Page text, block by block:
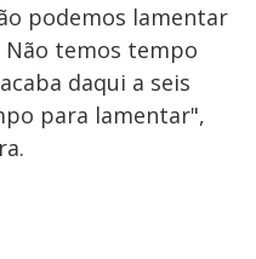
podemos lamentar
temos tempo
daqui a seis
para lamentar",